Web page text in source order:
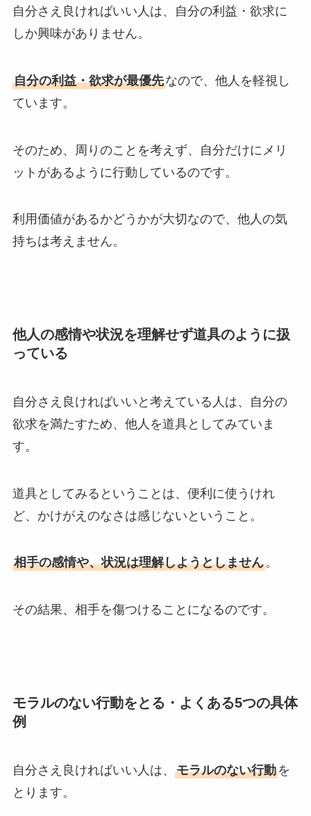
自分さえ良ければいい人は、自分の利益・欲求に
しか興味がありません。
自分の利益・欲求が最優先なので、他人を軽視し
ています。
そのため、周りのことを考えず、自分だけにメリ
ットがあるように行動しているのです。
利用価値があるかどうかが大切なので、他人の気
持ちは考えません。
他人の感情や状況を理解せず道具のように扱
っている
自分さえ良ければいいと考えている人は、自分の
欲求を満たすため、他人を道具としてみていま
す。
道具としてみるということは、便利に使うけれ
ど、かけがえのなさは感じないということ。
相手の感情や、状況は理解しようとしません。
その結果、相手を傷つけることになるのです。
モラルのない行動をとる・よくある5つの具体
例
自分さえ良ければいい人は、 モラルのない行動を
とります。